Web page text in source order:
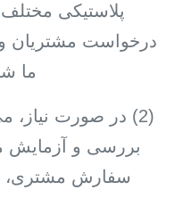
پلاستیکی
درخواست مشتریان و
ما
(2) در صورت نیاز،
بررسی و آزمایش
سفارش مشتری،